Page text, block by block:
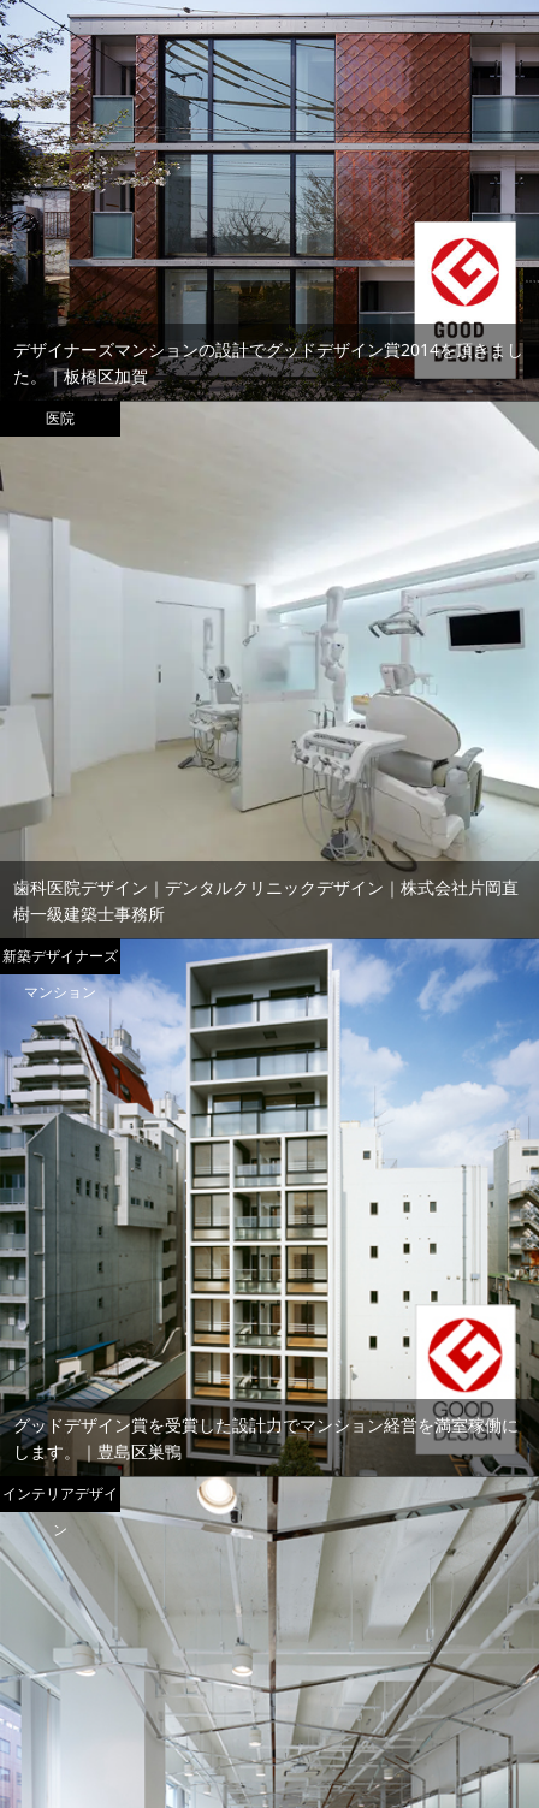
デザイナーズマンションの設計でグッドデザイン賞2014を頂きまし
た。｜板橋区加賀
歯科医院デザイン｜デンタルクリニックデザイン｜株式会社片岡直
樹一級建築士事務所
医院
グッドデザイン賞を受賞した設計力でマンション経営を満室稼働に
します。｜豊島区巣鴨
新築デザイナーズ
マンション
インテリアデザイ
ン